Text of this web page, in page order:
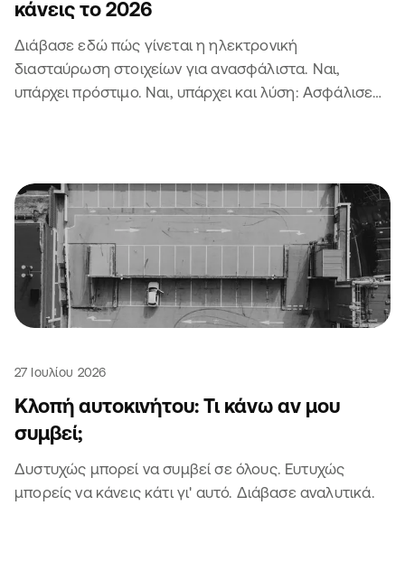
κάνεις το 2026
Διάβασε εδώ πώς γίνεται η ηλεκτρονική
διασταύρωση στοιχείων για ανασφάλιστα. Ναι,
υπάρχει πρόστιμο. Ναι, υπάρχει και λύση: Ασφάλισε
27 Ιουλίου 2026
Κλοπή αυτοκινήτου: Τι κάνω αν μου
συμβεί;
Δυστυχώς μπορεί να συμβεί σε όλους. Ευτυχώς
μπορείς να κάνεις κάτι γι' αυτό. Διάβασε αναλυτικά.